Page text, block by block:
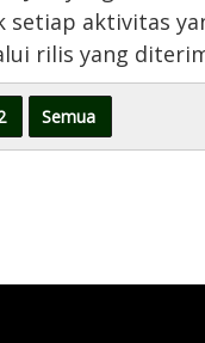
setiap aktivitas
rilis yang
Semua